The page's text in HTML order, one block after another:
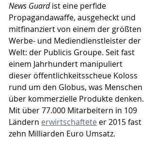
News Guard ist eine perfide
Propagandawaffe, ausgeheckt und
mitfinanziert von einem der größten
Werbe- und Mediendienstleister der
Welt: der Publicis Groupe. Seit fast
einem Jahrhundert manipuliert
dieser öffentlichkeitsscheue Koloss
rund um den Globus, was Menschen
über kommerzielle Produkte denken.
Mit über 77.000 Mitarbeitern in 109
Ländern erwirtschaftete er 2015 fast
zehn Milliarden Euro Umsatz.